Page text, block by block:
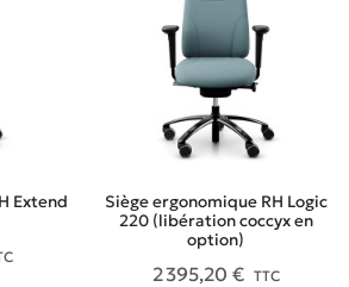
Extend
Siège ergonomique RH Logic
220 (libération coccyx en
option)
2 395,20 € TTC